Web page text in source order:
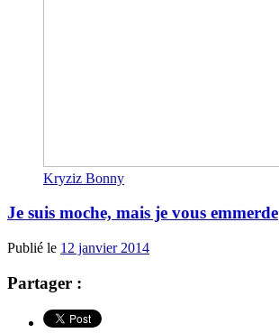
Kryziz Bonny
Je suis moche, mais je vous emmerde
Publié le 12 janvier 2014
Partager :